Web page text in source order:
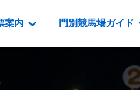
組・級別表ダウンロード
案内
電話・インターネット投票
門別競馬場ガイド
情報
グルメ